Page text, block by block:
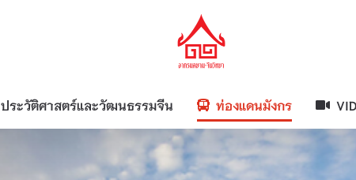
ประวัติศาสตร์และวัฒนธรรมจีน ท่องแดนมังกร